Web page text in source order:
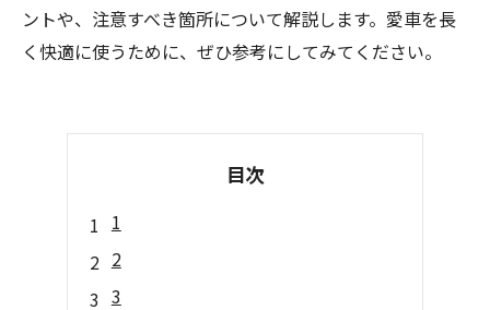
ントや、注意すべき箇所について解説します。愛車を長
く快適に使うために、ぜひ参考にしてみてください。
目次
1
2
3